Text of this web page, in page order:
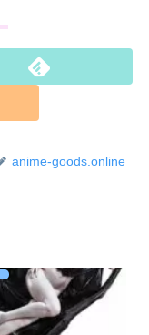
anime-goods.online